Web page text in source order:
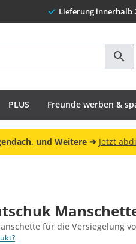
Lieferung innerhalb
PLUS Freunde werben &
und Weitere ➔ Jetzt
für die Versiegelung